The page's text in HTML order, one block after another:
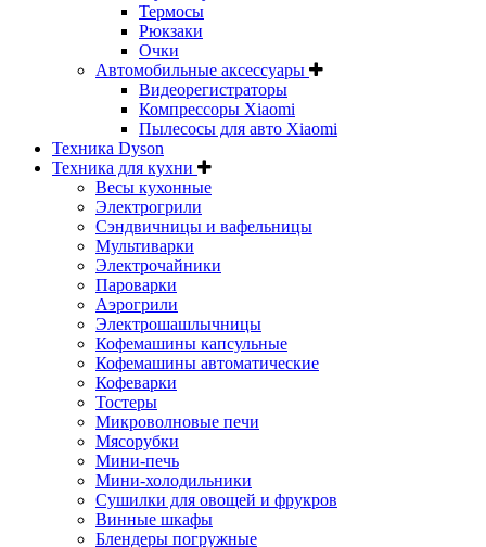
Термосы
Рюкзаки
Очки
Автомобильные аксессуары
Видеорегистраторы
Компрессоры Xiaomi
Пылесосы для авто Xiaomi
Техника Dyson
Техника для кухни
Весы кухонные
Электрогрили
Сэндвичницы и вафельницы
Мультиварки
Электрочайники
Пароварки
Аэрогрили
Электрошашлычницы
Кофемашины капсульные
Кофемашины автоматические
Кофеварки
Тостеры
Микроволновые печи
Мясорубки
Мини-печь
Мини-холодильники
Сушилки для овощей и фрукров
Винные шкафы
Блендеры погружные